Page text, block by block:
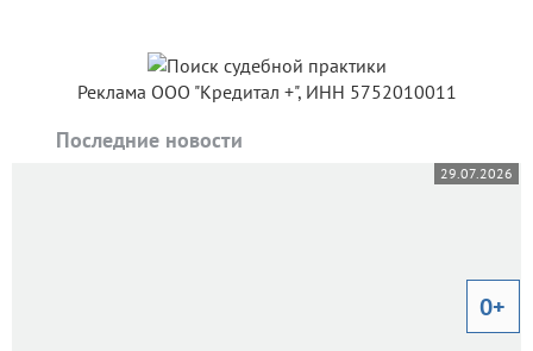
Реклама ООО "Кредитал +", ИНН 5752010011
Последние новости
29.07.2026
0+